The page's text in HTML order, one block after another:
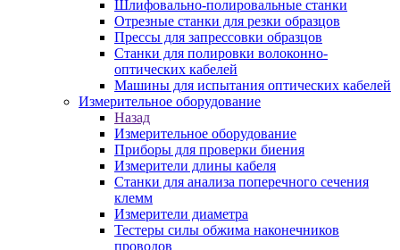
Шлифовально-полировальные станки
Отрезные станки для резки образцов
Прессы для запрессовки образцов
Станки для полировки волоконно-
оптических кабелей
Машины для испытания оптических кабелей
Измерительное оборудование
Назад
Измерительное оборудование
Приборы для проверки биения
Измерители длины кабеля
Станки для анализа поперечного сечения
клемм
Измерители диаметра
Тестеры силы обжима наконечников
проводов